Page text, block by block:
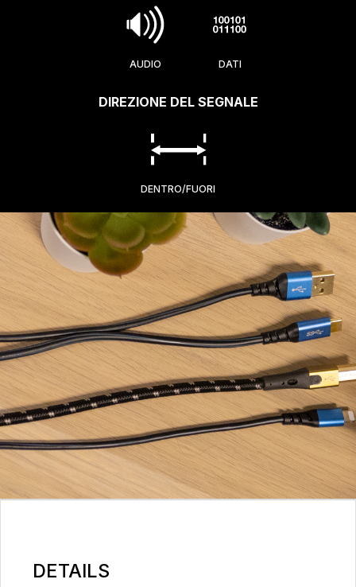
AUDIO DATI
DIREZIONE DEL SEGNALE
DENTRO/FUORI
DETAILS